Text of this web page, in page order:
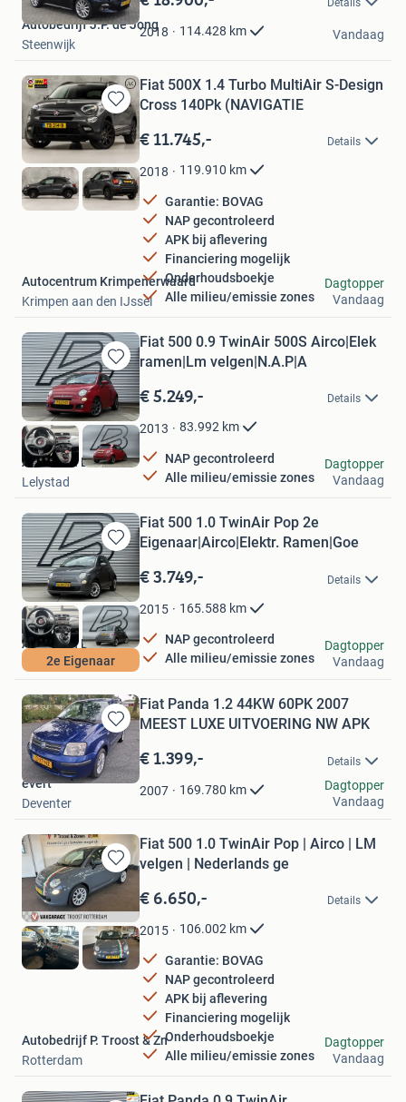
Mijn
Favorieten
2018 114.428 km
Autobedrijf J.P. de Jong
Steenwijk
Vandaag
Bewaren
in
Mijn
Favorieten
Fiat 500X 1.4 Turbo MultiAir S-Design
Cross 140Pk (NAVIGATIE
€ 11.745,- Details
2018 119.910 km
Garantie: BOVAG
NAP gecontroleerd
APK bij aflevering
Financiering mogelijk
Onderhoudsboekje
Alle milieu/emissie zones
Autocentrum Krimpenerwaard
Krimpen aan den IJssel
Dagtopper
Vandaag
Bewaren
in
Mijn
Favorieten
Fiat 500 0.9 TwinAir 500S Airco|Elek
ramen|Lm velgen|N.A.P|A
€ 5.249,- Details
2013 83.992 km
NAP gecontroleerd
Alle milieu/emissie zones
Autobaan B.V.
Lelystad
Dagtopper
Vandaag
Bewaren
in
Mijn
Favorieten
2e Eigenaar
Fiat 500 1.0 TwinAir Pop 2e
Eigenaar|Airco|Elektr. Ramen|Goe
€ 3.749,- Details
2015 165.588 km
NAP gecontroleerd
Alle milieu/emissie zones
Autobaan B.V.
Lelystad
Dagtopper
Vandaag
Bewaren
in
Mijn
Favorieten
Fiat Panda 1.2 44KW 60PK 2007
MEEST LUXE UITVOERING NW APK
€ 1.399,- Details
2007 169.780 km
evert
Deventer
Dagtopper
Vandaag
Bewaren
in
Favorieten
Fiat 500 1.0 TwinAir Pop | Airco | LM
velgen | Nederlands ge
€ 6.650,- Details
2015 106.002 km
Garantie: BOVAG
NAP gecontroleerd
APK bij aflevering
Financiering mogelijk
Onderhoudsboekje
Alle milieu/emissie zones
Autobedrijf P. Troost & Zn
Rotterdam
Dagtopper
Vandaag